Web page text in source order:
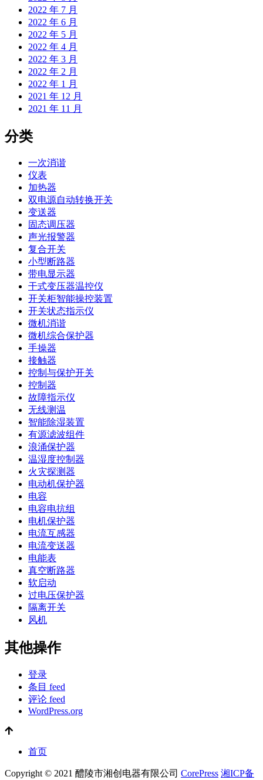
2022 年 7 月
2022 年 6 月
2022 年 5 月
2022 年 4 月
2022 年 3 月
2022 年 2 月
2022 年 1 月
2021 年 12 月
2021 年 11 月
分类
一次消谐
仪表
加热器
双电源自动转换开关
变送器
固态调压器
声光报警器
复合开关
小型断路器
带电显示器
干式变压器温控仪
开关柜智能操控装置
开关状态指示仪
微机消谐
微机综合保护器
手操器
接触器
控制与保护开关
控制器
故障指示仪
无线测温
智能除湿装置
有源滤波组件
浪涌保护器
温湿度控制器
火灾探测器
电动机保护器
电容
电容电抗组
电机保护器
电流互感器
电流变送器
电能表
真空断路器
软启动
过电压保护器
隔离开关
风机
其他操作
登录
条目 feed
评论 feed
WordPress.org
首页
Copyright © 2021 醴陵市湘创电器有限公司 CorePress 湘ICP备